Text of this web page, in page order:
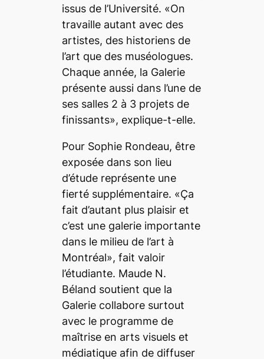
issus de l’Université. «On
travaille autant avec des
artistes, des historiens de
l’art que des muséologues.
Chaque année, la Galerie
présente aussi dans l’une de
ses salles 2 à 3 projets de
finissants», explique-t-elle.
Pour Sophie Rondeau, être
exposée dans son lieu
d’étude représente une
fierté supplémentaire. «Ça
fait d’autant plus plaisir et
c’est une galerie importante
dans le milieu de l’art à
Montréal», fait valoir
l’étudiante. Maude N.
Béland soutient que la
Galerie collabore surtout
avec le programme de
maîtrise en arts visuels et
médiatique afin de diffuser